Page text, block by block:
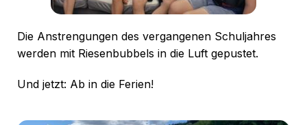
Die Anstrengungen des vergangenen Schuljahres
werden mit Riesenbubbels in die Luft gepustet.
Und jetzt: Ab in die Ferien!